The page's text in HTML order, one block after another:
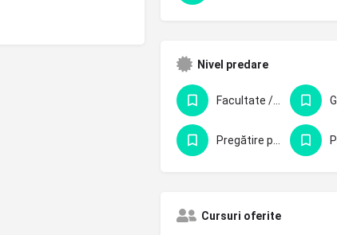
Nivel predare
Facultate / pregătire profesională
Cursuri oferite